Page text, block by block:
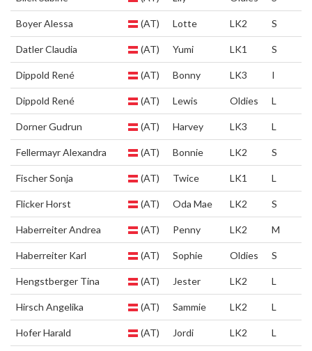
Boyer Alessa (AT) Lotte LK2 S
Datler Claudia (AT) Yumi LK1 S
Dippold René (AT) Bonny LK3 I
Dippold René (AT) Lewis Oldies L
Dorner Gudrun (AT) Harvey LK3 L
Fellermayr Alexandra (AT) Bonnie LK2 S
Fischer Sonja (AT) Twice LK1 L
Flicker Horst (AT) Oda Mae LK2 S
Haberreiter Andrea (AT) Penny LK2 M
Haberreiter Karl (AT) Sophie Oldies S
Hengstberger Tina (AT) Jester LK2 L
Hirsch Angelika (AT) Sammie LK2 L
Hofer Harald (AT) Jordi LK2 L